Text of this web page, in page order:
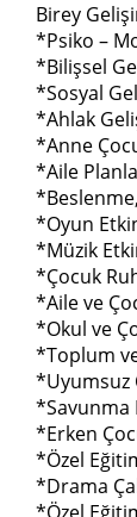
Birey
*Psiko –
*Bilişsel
*Sosyal
*Ahlak
*Anne
*Aile
*Oyun
*Müzik
*Çocuk
*Aile ve
*Okul ve
*Toplum
*Uyumsuz
*Savunma
*Erken
*Özel
*Drama